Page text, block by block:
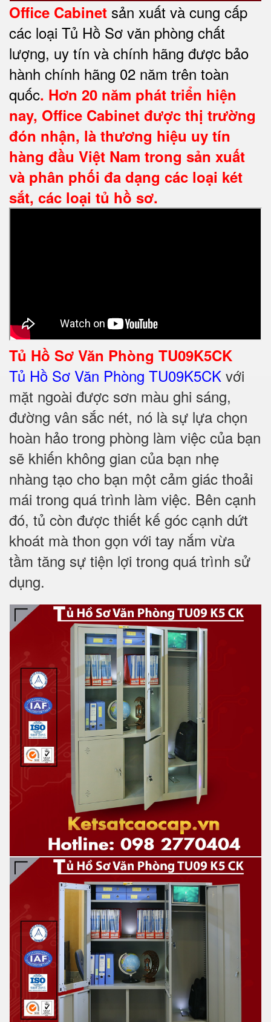
Office Cabinet sản xuất và cung cấp
các loại Tủ Hồ Sơ văn phòng chất
lượng, uy tín và chính hãng được bảo
hành chính hãng 02 năm trên toàn
quốc. Hơn 20 năm phát triển hiện
nay, Office Cabinet được thị trường
đón nhận, là thương hiệu uy tín
hàng đầu Việt Nam trong sản xuất
và phân phối đa dạng các loại két
sắt, các loại tủ hồ sơ.
Tủ Hồ Sơ Văn Phòng TU09K5CK
Tủ Hồ Sơ Văn Phòng TU09K5CK với
mặt ngoài được sơn màu ghi sáng,
đường vân sắc nét, nó là sự lựa chọn
hoàn hảo trong phòng làm việc của bạn
sẽ khiến không gian của bạn nhẹ
nhàng tạo cho bạn một cảm giác thoải
mái trong quá trình làm việc. Bên cạnh
đó, tủ còn được thiết kế góc cạnh dứt
khoát mà thon gọn với tay nắm vừa
tầm tăng sự tiện lợi trong quá trình sử
dụng.